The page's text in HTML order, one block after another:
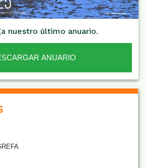
nuestro último anuario.
ANUARIO